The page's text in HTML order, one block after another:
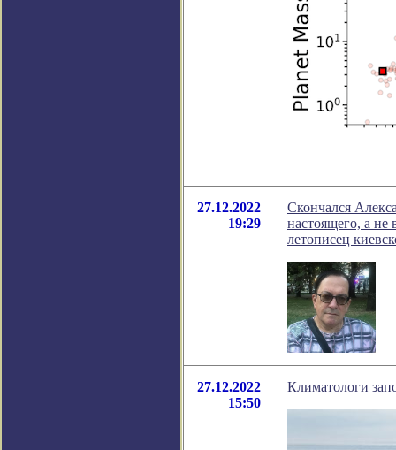
27.12.2022
19:29
Скончался
настоящего, а не
летописец
27.12.2022
15:50
Климатологи